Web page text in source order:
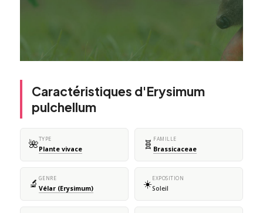
Caractéristiques d'Erysimum
pulchellum
🌺TYPE
Plante vivace 🧬 FAMILLE
Brassicaceae
🔬 GENRE
Vélar (Erysimum) ☀️EXPOSITION
Soleil